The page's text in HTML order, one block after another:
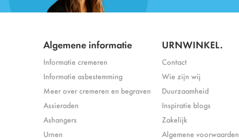
Algemene informatie
Informatie cremeren
Informatie asbestemming
Meer over cremeren en begraven
Assieraden
Ashangers
Urnen
URNWINKEL.
Contact
Wie zijn wij
Duurzaamheid
Inspiratie blogs
Zakelijk
Algemene voorwaarden